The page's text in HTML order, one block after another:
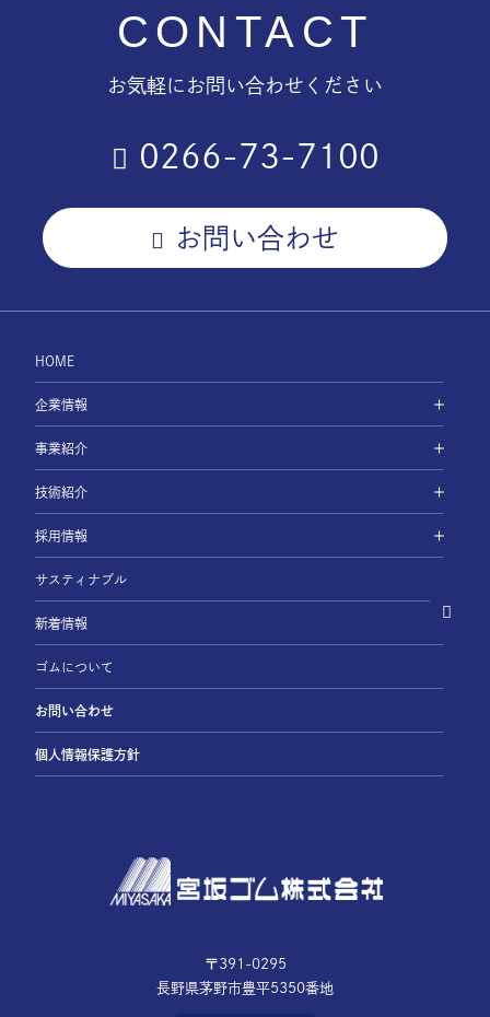
CONTACT
お気軽にお問い合わせください
0266-73-7100
お問い合わせ
〒391-0295
長野県茅野市豊平5350番地
HOME
企業情報
事業紹介
技術紹介
採用情報
サスティナブル
新着情報
ゴムについて
お問い合わせ
個人情報保護方針